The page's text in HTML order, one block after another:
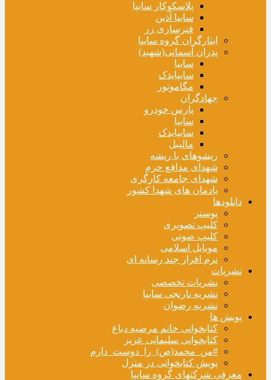
پلاسکوکار سایپا
سایپا آذین
فنرسازی زر
ایثارگران گروه سایپا
پدران آسمانی(شهید)
سایپا
سایپایدک
مگاموتور
جهادگران
پارس خودرو
سایپا
سایپایدک
مالیبل
ریشوهای با ریشه
شهدای مدافع حرم
شهدای جامعه کارگری
یادمان های شهدا کشور
دانلودها
پوستر
کلیپ تصویری
کلیپ صوتی
موبایل اسلامی
نرم افزار چند رسانه ای
نشریات
نشریات تخصصی
نشریه نارنجی سایپا
نشریه رضوان
پویش ها
کتابخوانی خانم مرضیه دباغ
کتابخوانی سلیمانی عزیز
#من_محمد(ص)_را_دوست_دارم
پویش کتابخوانی در منزل
معرفی شرکتهای گروه سایپا